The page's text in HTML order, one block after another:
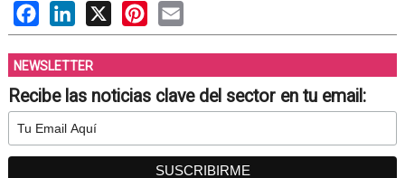
FacebookLinkedIn Pinterest
NEWSLETTER
Recibe las noticias clave del sector en tu email: